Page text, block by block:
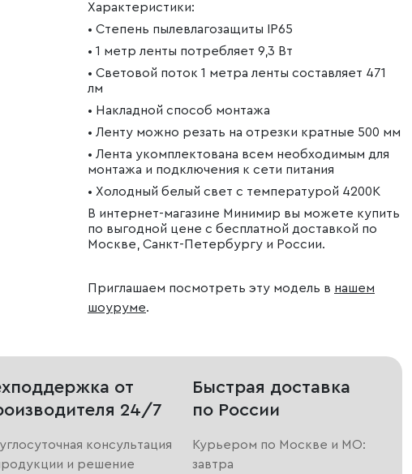
Характеристики:
• Степень пылевлагозащиты IP65
• 1 метр ленты потребляет 9,3 Вт
• Световой поток 1 метра ленты составляет 471
лм
• Накладной способ монтажа
• Ленту можно резать на отрезки кратные 500 мм
• Лента укомплектована всем необходимым для
монтажа и подключения к сети питания
• Холодный белый свет с температурой 4200К
В интернет-магазине Минимир вы можете купить
по выгодной цене с бесплатной доставкой по
Москве, Санкт-Петербургу и России.
Приглашаем посмотреть эту модель в нашем
шоуруме.
от
24/7
консультация
и решение
Быстрая доставка
по России
Курьером по Москве и МО:
завтра